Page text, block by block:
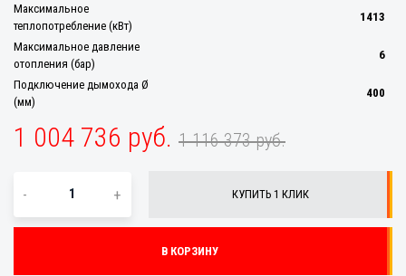
Максимальное
теплопотребление (кВт)
1413
Максимальное давление
отопления (бар)
6
Подключение дымохода Ø
(мм)
400
1 004 736 руб. 1 116 373 руб.
- + КУПИТЬ 1 КЛИК
В КОРЗИНУ